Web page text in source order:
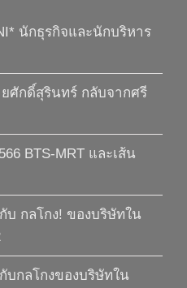
นักธุรกิจและนักบริหาร
ศักดิ์สุรินทร์ กลับจากศรี
BTS-MRT และเส้น
บ กลโกง! ของบริษัทใน
บกลโกงของบริษัทใน